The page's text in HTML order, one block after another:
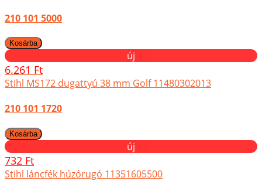
210 101 5000
új
6.261 Ft
Stihl MS172 dugattyú 38 mm Golf 11480302013
210 101 1720
új
732 Ft
Stihl láncfék húzórugó 11351605500